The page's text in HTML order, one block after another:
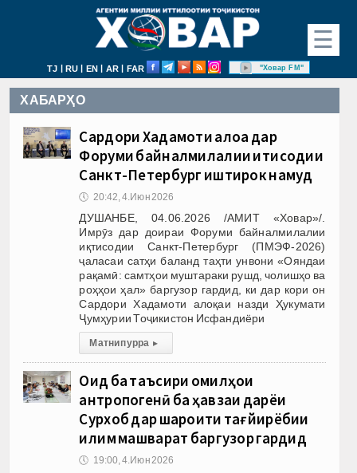
☰
TJ | RU | EN | AR | FAR "Ховар FM"
ХАБАРҲО
Сардори Хадамоти алоқа дар
Форуми байналмилалии иқтисодии
Санкт-Петербург иштирок намуд
🕔 20:42, 4.Июн 2026
ДУШАНБЕ, 04.06.2026 /АМИТ «Ховар»/.
Имрӯз дар доираи Форуми байналмилалии
иқтисодии Санкт-Петербург (ПМЭФ-2026)
ҷаласаи сатҳи баланд таҳти унвони «Ояндаи
рақамӣ: самтҳои муштараки рушд, чолишҳо ва
роҳҳои ҳал» баргузор гардид, ки дар кори он
Сардори Хадамоти алоқаи назди Ҳукумати
Ҷумҳурии Тоҷикистон Исфандиёри
Матни пурра ▸
Оид ба таъсири омилҳои
антропогенӣ ба ҳавзаи дарёи
Сурхоб дар шароити тағйирёбии
иқлим машварат баргузор гардид
🕔 19:00, 4.Июн 2026